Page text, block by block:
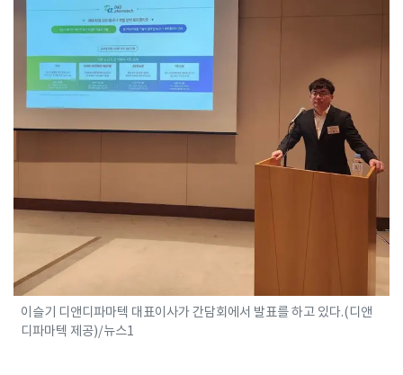
이슬기 디앤디파마텍 대표이사가 간담회에서 발표를 하고 있다.(디앤
디파마텍 제공)/뉴스1